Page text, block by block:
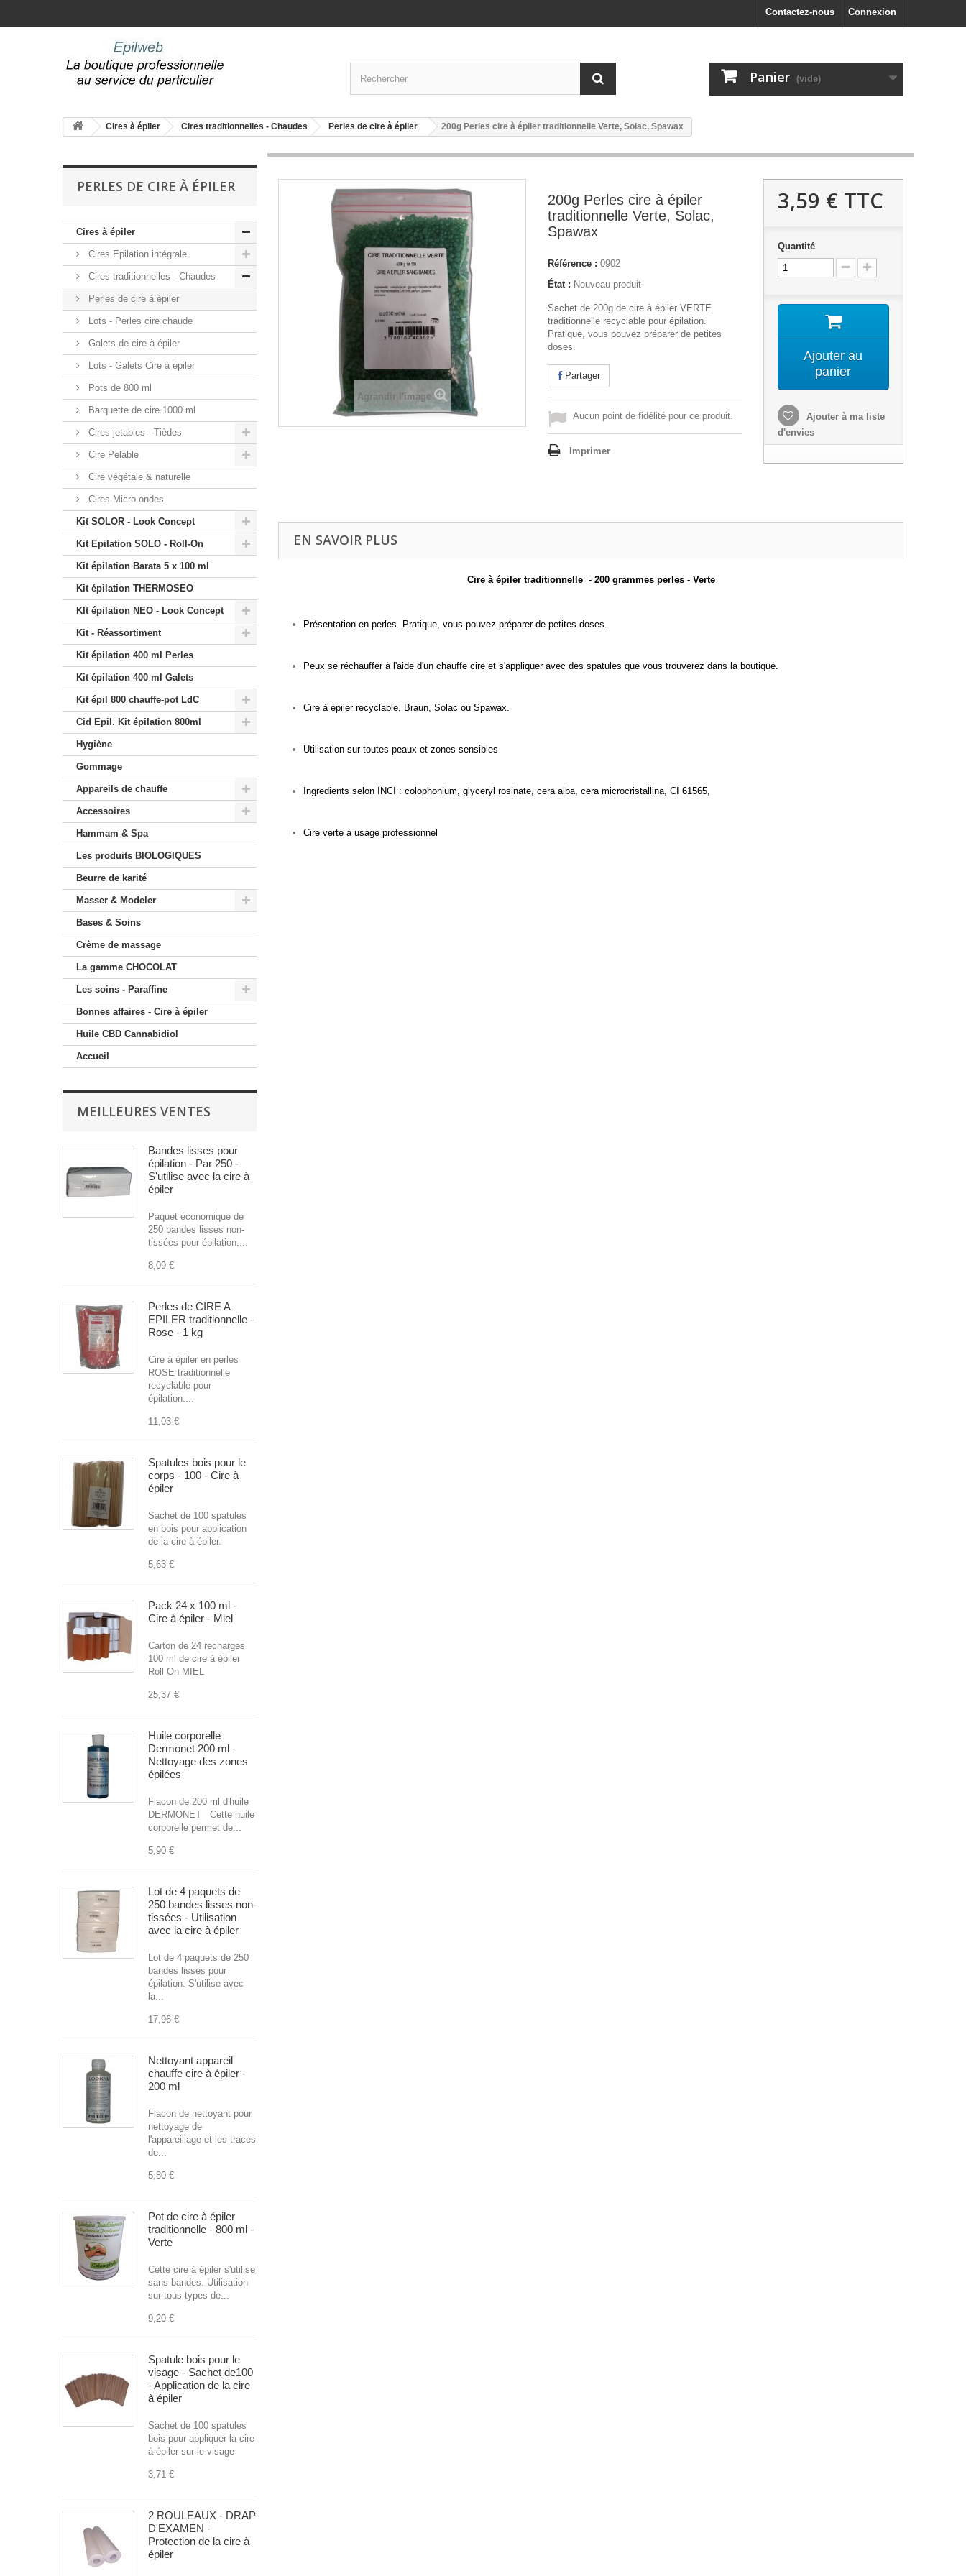
Connexion
Contactez-nous
Panier (vide)
Cires à épiler Cires traditionnelles - Chaudes Perles de cire à épiler 200g Perles cire à épiler traditionnelle Verte, Solac, Spawax
PERLES DE CIRE À ÉPILER
Cires à épiler
Cires Epilation intégrale
Cires traditionnelles - Chaudes
Perles de cire à épiler
Lots - Perles cire chaude
Galets de cire à épiler
Lots - Galets Cire à épiler
Pots de 800 ml
Barquette de cire 1000 ml
Cires jetables - Tièdes
Cire Pelable
Cire végétale & naturelle
Cires Micro ondes
Kit SOLOR - Look Concept
Kit Epilation SOLO - Roll-On
Kit épilation Barata 5 x 100 ml
Kit épilation THERMOSEO
KIt épilation NEO - Look Concept
Kit - Réassortiment
Kit épilation 400 ml Perles
Kit épilation 400 ml Galets
Kit épil 800 chauffe-pot LdC
Cid Epil. Kit épilation 800ml
Hygiène
Gommage
Appareils de chauffe
Accessoires
Hammam & Spa
Les produits BIOLOGIQUES
Beurre de karité
Masser & Modeler
Bases & Soins
Crème de massage
La gamme CHOCOLAT
Les soins - Paraffine
Bonnes affaires - Cire à épiler
Huile CBD Cannabidiol
Accueil
MEILLEURES VENTES
Bandes lisses pour
épilation - Par 250 -
S'utilise avec la cire à
épiler
Paquet économique de
250 bandes lisses non-
tissées pour épilation....
8,09 €
Perles de CIRE A
EPILER traditionnelle -
Rose - 1 kg
Cire à épiler en perles
ROSE traditionnelle
recyclable pour
épilation....
11,03 €
Spatules bois pour le
corps - 100 - Cire à
épiler
Sachet de 100 spatules
en bois pour application
de la cire à épiler.
5,63 €
Pack 24 x 100 ml -
Cire à épiler - Miel
Carton de 24 recharges
100 ml de cire à épiler
Roll On MIEL
25,37 €
Huile corporelle
Dermonet 200 ml -
Nettoyage des zones
épilées
Flacon de 200 ml d'huile
DERMONET Cette huile
corporelle permet de...
5,90 €
Lot de 4 paquets de
250 bandes lisses non-
tissées - Utilisation
avec la cire à épiler
Lot de 4 paquets de 250
bandes lisses pour
épilation. S'utilise avec
la...
17,96 €
Nettoyant appareil
chauffe cire à épiler -
200 ml
Flacon de nettoyant pour
nettoyage de
l'appareillage et les traces
de...
5,80 €
Pot de cire à épiler
traditionnelle - 800 ml -
Verte
Cette cire à épiler s'utilise
sans bandes. Utilisation
sur tous types de...
9,20 €
Spatule bois pour le
visage - Sachet de100
- Application de la cire
à épiler
Sachet de 100 spatules
bois pour appliquer la cire
à épiler sur le visage
3,71 €
2 ROULEAUX - DRAP
D'EXAMEN -
Protection de la cire à
épiler
Agrandir l'image
200g Perles cire à épiler
traditionnelle Verte, Solac,
Spawax
Référence : 0902
État : Nouveau produit
Sachet de 200g de cire à épiler VERTE
traditionnelle recyclable pour épilation.
Pratique, vous pouvez préparer de petites
doses.
Partager
Aucun point de fidélité pour ce produit.
Imprimer
3,59 € TTC
Quantité
Ajouter au
panier
Ajouter à ma liste
d'envies
EN SAVOIR PLUS
Cire à épiler traditionnelle - 200 grammes perles - Verte
Présentation en perles. Pratique, vous pouvez préparer de petites doses.
Peux se réchauffer à l'aide d'un chauffe cire et s'appliquer avec des spatules que vous trouverez dans la boutique.
Cire à épiler recyclable, Braun, Solac ou Spawax.
Utilisation sur toutes peaux et zones sensibles
Ingredients selon INCI : colophonium, glyceryl rosinate, cera alba, cera microcristallina, CI 61565,
Cire verte à usage professionnel